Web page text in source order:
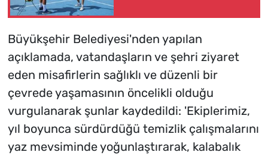
Büyükşehir Belediyesi'nden yapılan
açıklamada, vatandaşların ve şehri ziyaret
eden misafirlerin sağlıklı ve düzenli bir
çevrede yaşamasının öncelikli olduğu
vurgulanarak şunlar kaydedildi: 'Ekiplerimiz,
yıl boyunca sürdürdüğü temizlik çalışmalarını
yaz mevsiminde yoğunlaştırarak, kalabalık